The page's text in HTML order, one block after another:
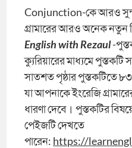
Conjunction-কে আরও
গ্রামারের আরও অনেক নতুন
English with Rezaul-
ক্যুরিয়ারের মাধ্যমে পুস্তকটি
সাতশত পৃষ্ঠার পুস্তকটিতে
যা আপনাকে ইংরেজি
ধারণা দেবে। পুস্তকটির
পেইজটি দেখতে
পারেন: https://